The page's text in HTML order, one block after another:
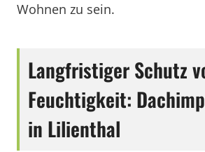
Wohnen zu sein.
Langfristiger Schutz
Feuchtigkeit:
in Lilienthal